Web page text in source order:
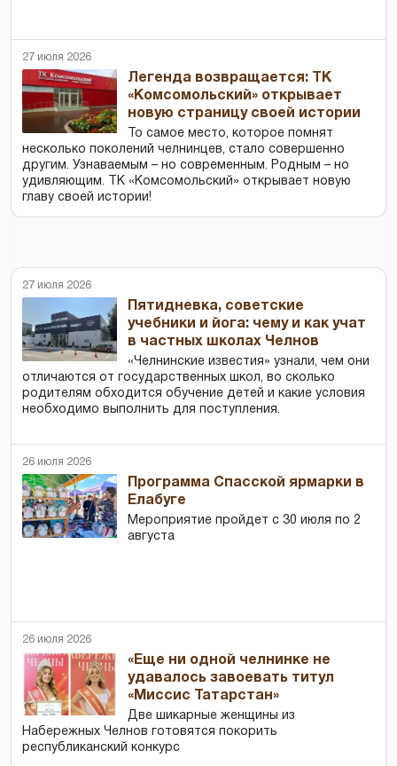
27 июля 2026
Легенда возвращается: ТК
«Комсомольский» открывает
новую страницу своей истории
То самое место, которое помнят
несколько поколений челнинцев, стало совершенно
другим. Узнаваемым – но современным. Родным – но
удивляющим. ТК «Комсомольский» открывает новую
главу своей истории!
27 июля 2026
Пятидневка, советские
учебники и йога: чему и как учат
в частных школах Челнов
«Челнинские известия» узнали, чем они
отличаются от государственных школ, во сколько
родителям обходится обучение детей и какие условия
необходимо выполнить для поступления.
26 июля 2026
Программа Спасской ярмарки в
Елабуге
Мероприятие пройдет с 30 июля по 2
августа
26 июля 2026
«Еще ни одной челнинке не
удавалось завоевать титул
«Миссис Татарстан»
Две шикарные женщины из
Набережных Челнов готовятся покорить
республиканский конкурс